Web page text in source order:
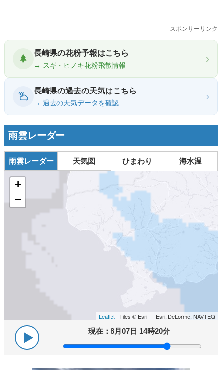
スポンサーリンク
長崎県の花粉予報はこちら
→ スギ・ヒノキ花粉飛散情報
›
長崎県の過去の天気はこちら
→ 過去の天気データを確認
›
雨雲レーダー
雨雲レーダー 天気図 ひまわり 海水温
+
−
Leaflet | Tiles © Esri — Esri, DeLorme, NAVTEQ
現在：8月07日 14時20分